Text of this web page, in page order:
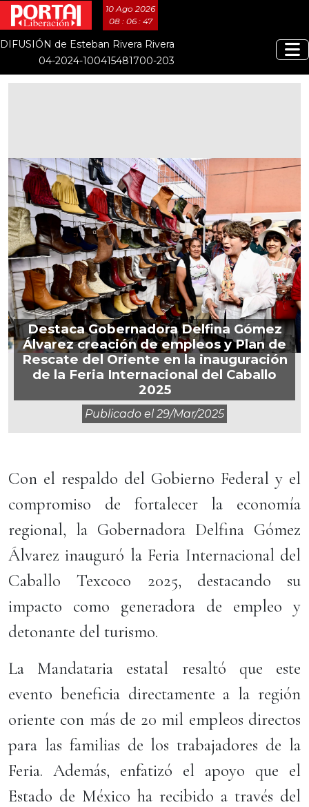
10 Ago 2026
08 : 06 : 48
DIFUSIÓN de Esteban Rivera Rivera
04-2024-100415481700-203
Destaca Gobernadora Delfina Gómez
Álvarez creación de empleos y Plan de
Rescate del Oriente en la inauguración
de la Feria Internacional del Caballo
2025
Publicado el29/mar/2025
Con el respaldo del Gobierno Federal y el
compromiso de fortalecer la economía
regional, la Gobernadora Delfina Gómez
Álvarez inauguró la Feria Internacional del
Caballo Texcoco 2025, destacando su
impacto como generadora de empleo y
detonante del turismo.
La Mandataria estatal resaltó que este
evento beneficia directamente a la región
oriente con más de 20 mil empleos directos
para las familias de los trabajadores de la
Feria. Además, enfatizó el apoyo que el
Estado de México ha recibido a través del